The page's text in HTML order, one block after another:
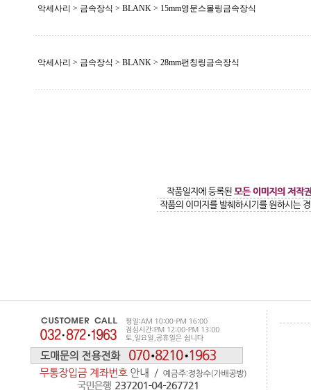
악세사리 > 금속장식 > BLANK > 15mm영문스몰링금속장식
악세사리 > 금속장식 > BLANK > 28mm펀칭링금속장식